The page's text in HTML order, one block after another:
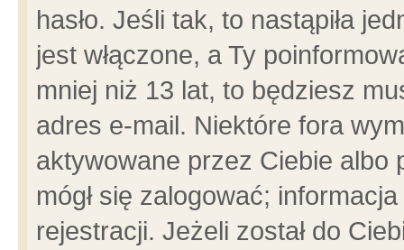
hasło. Jeśli tak, to nastąpiła
jest włączone, a Ty
mniej niż 13 lat, to będziesz
adres e-mail. Niektóre fora
aktywowane przez Ciebie albo
mógł się zalogować;
rejestracji. Jeżeli został do